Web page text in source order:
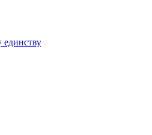
единству